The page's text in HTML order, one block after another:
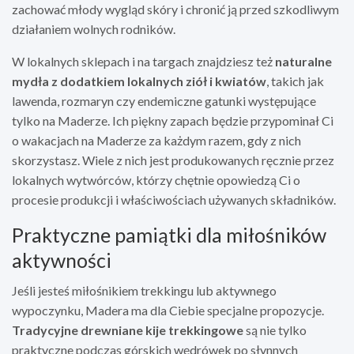
zachować młody wygląd skóry i chronić ją przed szkodliwym
działaniem wolnych rodników.
W lokalnych sklepach i na targach znajdziesz też naturalne
mydła z dodatkiem lokalnych ziół i kwiatów , takich jak
lawenda, rozmaryn czy endemiczne gatunki występujące
tylko na Maderze. Ich piękny zapach będzie przypominał Ci
o wakacjach na Maderze za każdym razem, gdy z nich
skorzystasz. Wiele z nich jest produkowanych ręcznie przez
lokalnych wytwórców, którzy chętnie opowiedzą Ci o
procesie produkcji i właściwościach używanych składników.
Praktyczne pamiątki dla miłośników
aktywności
Jeśli jesteś miłośnikiem trekkingu lub aktywnego
wypoczynku, Madera ma dla Ciebie specjalne propozycje.
Tradycyjne drewniane kije trekkingowesą nie tylko
praktyczne podczas górskich wędrówek po słynnych